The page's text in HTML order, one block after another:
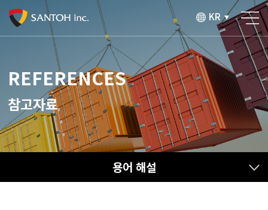
KR ▼
REFERENCES
참고자료
용어 해설